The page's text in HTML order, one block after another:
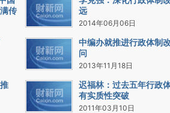
传
远
2014年06月06日
中编办就推进行政体制
问
2013年11月18日
迟福林：过去五年行政
有实质性突破
2011年03月10日